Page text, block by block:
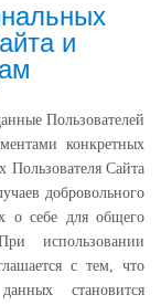
и
Пользователей
конкретных
Сайта
добровольного
о себе для общего
использовании
с тем, что
становится